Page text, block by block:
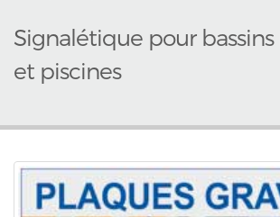
Signalétique pour
et piscines